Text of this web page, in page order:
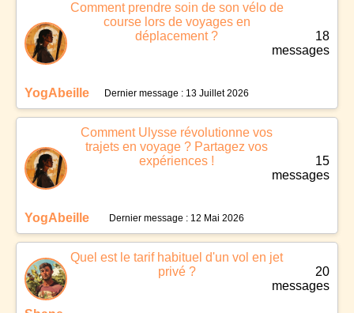
Comment prendre soin de son vélo de
course lors de voyages en
déplacement ?
YogAbeille
18
messages
Dernier message : 13 Juillet 2026
Comment Ulysse révolutionne vos
trajets en voyage ? Partagez vos
expériences !
YogAbeille
15
messages
Dernier message : 12 Mai 2026
Quel est le tarif habituel d'un vol en jet
privé ?
20
messages